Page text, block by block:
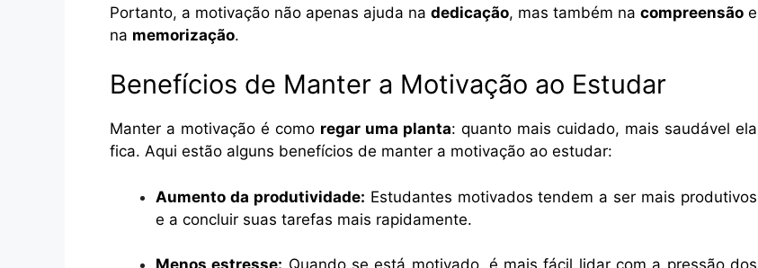
Portanto, a motivação não apenas ajuda na dedicação, mas também na compreensão e
na memorização.
Benefícios de Manter a Motivação ao Estudar
Manter a motivação é como regar uma planta: quanto mais cuidado, mais saudável ela
fica. Aqui estão alguns benefícios de manter a motivação ao estudar:
Aumento da produtividade: Estudantes motivados tendem a ser mais produtivos
e a concluir suas tarefas mais rapidamente.